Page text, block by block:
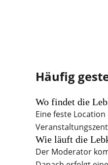
Häufig
Wo findet die
Eine feste
Wie läuft die
Der Moderator